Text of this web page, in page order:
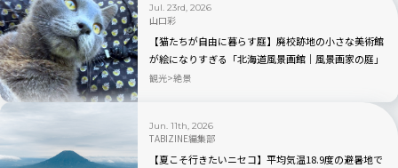
Jul. 23rd, 2026
山口彩
【猫たちが自由に暮らす庭】廃校跡地の小さな美術館
が絵になりすぎる「北海道風景画館｜風景画家の庭」
観光 絶景
Jun. 11th, 2026
TABIZINE編集部
【夏こそ行きたいニセコ】平均気温18.9度の避暑地で